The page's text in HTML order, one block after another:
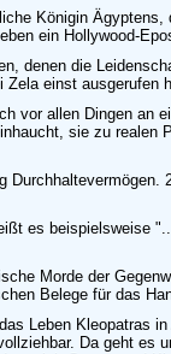
Königin
ein Hollywood-
denen die
einst ausgerufen
vor allen Dingen an
sie zu realen
es beispielsweise
Morde der
Belege für das
Leben Kleopatras
Da geht es